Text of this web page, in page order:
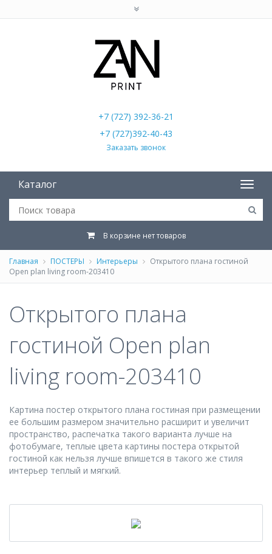
+7 (727) 392-36-21
+7 (727)392-40-43
Заказать звонок
Каталог
В корзине нет товаров
Главная ПОСТЕРЫ Интерьеры
Открытого плана гостиной
Open plan living room-203410
Открытого плана
гостиной Open plan
living room-203410
Картина постер открытого плана гостиная при размещении
ее большим размером значительно расширит и увеличит
пространство, распечатка такого варианта лучше на
фотобумаге, теплые цвета картины постера открытой
гостиной как нельзя лучше впишется в такого же стиля
интерьер теплый и мягкий.